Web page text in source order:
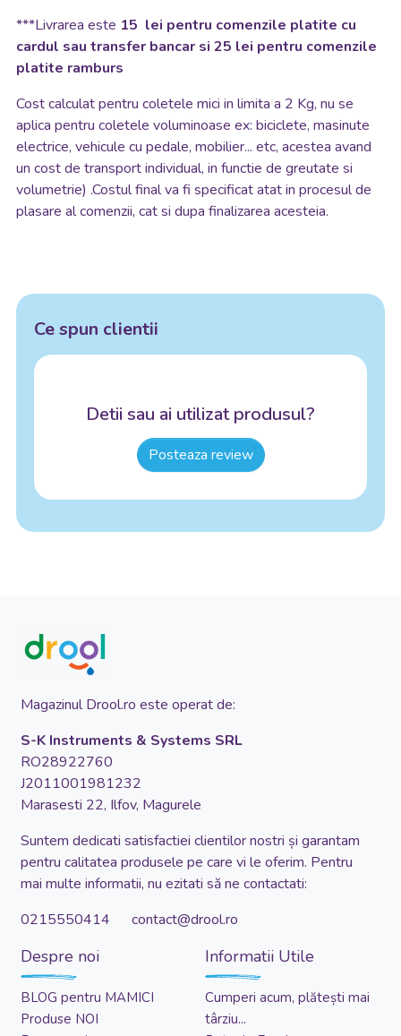
***Livrarea este 15 lei pentru comenzile platite cu
cardul sau transfer bancar si 25 lei pentru comenzile
platite ramburs
Cost calculat pentru coletele mici in limita a 2 Kg, nu se
aplica pentru coletele voluminoase ex: biciclete, masinute
electrice, vehicule cu pedale, mobilier... etc, acestea avand
un cost de transport individual, in functie de greutate si
volumetrie) .Costul final va fi specificat atat in procesul de
plasare al comenzii, cat si dupa finalizarea acesteia.
Ce spun clientii
Detii sau ai utilizat produsul?
Posteaza review
Magazinul Drool.ro este operat de:
S-K Instruments & Systems SRL
RO28922760
J2011001981232
Marasesti 22, Ilfov, Magurele
Suntem dedicati satisfactiei clientilor nostri și garantam
pentru calitatea produsele pe care vi le oferim. Pentru
mai multe informatii, nu ezitati să ne contactati:
0215550414 contact@drool.ro
Despre noi
BLOG pentru MAMICI
Produse NOI
Informatii Utile
Cumperi acum, plătești mai
târziu...